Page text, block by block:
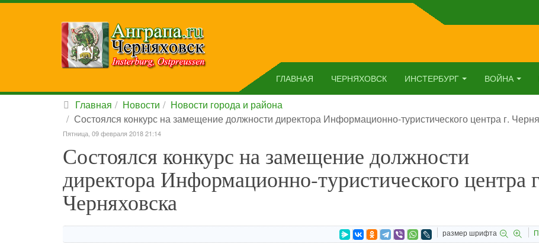
ГЛАВНАЯ ЧЕРНЯХОВСК ИНСТЕРБУРГ ВОЙНА
Главная Новости
Новости города и района
Состоялся конкурс на замещение должности директора Информационно-туристического центра г.
Пятница, 09 февраля 2018 21:14
Состоялся конкурс на замещение должности
директора Информационно-туристического центра
Черняховска
размер шрифта